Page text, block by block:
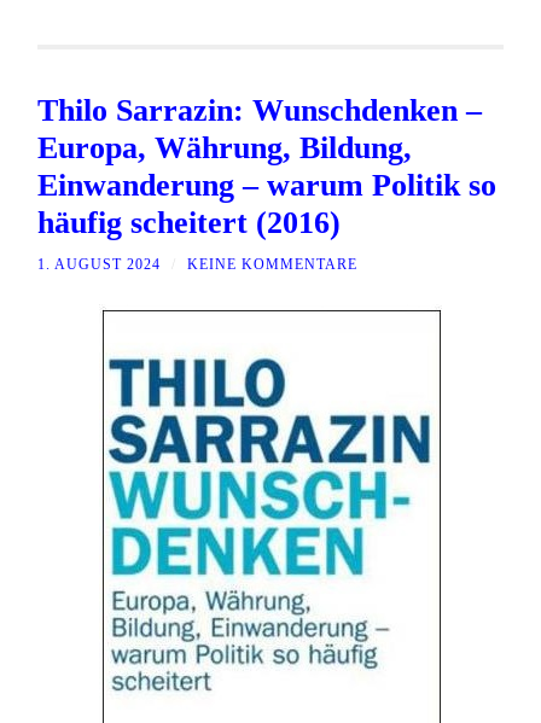
Thilo Sarrazin: Wunschdenken –
Europa, Währung, Bildung,
Einwanderung – warum Politik so
häufig scheitert (2016)
1. AUGUST 2024 KEINE KOMMENTARE